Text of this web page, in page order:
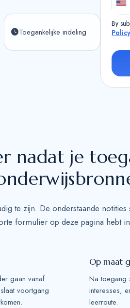
Toegankelijke indeling
U
n
i
+
1
By
Policy
nadat je
te zijn. De onderstaande notities
formulier op deze pagina hebt
gaan vanaf
voortgang
Op maat
Na toegang
interesses,
leerroute.